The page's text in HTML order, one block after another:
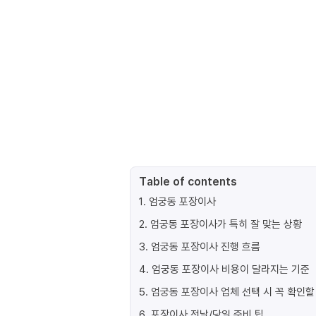
Table of contents
1. 엄궁동 포장이사
2. 엄궁동 포장이사가 특히 잘 맞는 상황
3. 엄궁동 포장이사 진행 흐름
4. 엄궁동 포장이사 비용이 달라지는 기준
5. 엄궁동 포장이사 업체 선택 시 꼭 확인